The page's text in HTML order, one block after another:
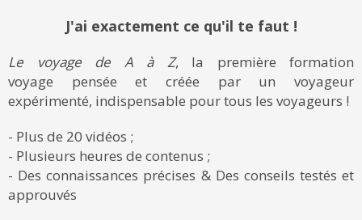
J'ai exactement ce qu'il te faut !
Le voyage de A à Z, la première formation
voyage pensée et créée par un voyageur
expérimenté, indispensable pour tous les voyageurs !
- Plus de 20 vidéos ;
- Plusieurs heures de contenus ;
- Des connaissances précises & Des conseils testés et
approuvés